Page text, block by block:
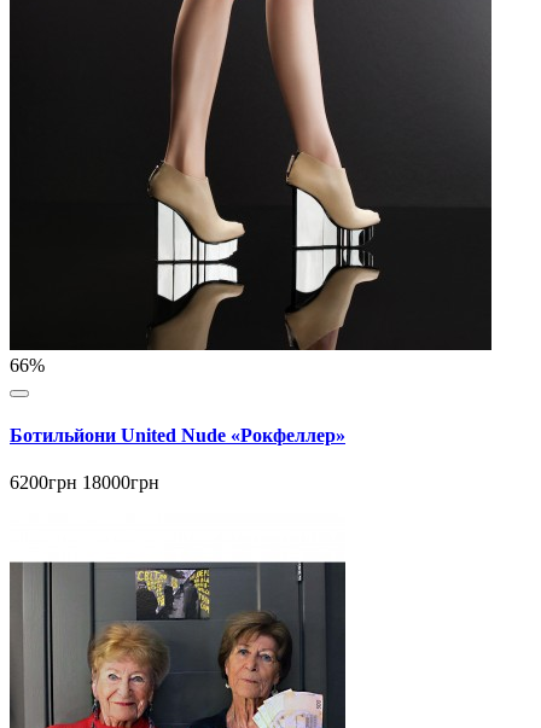
66%
Ботильйони United Nude «Рокфеллер»
6200грн 18000грн